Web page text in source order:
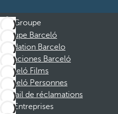
Groupe
Groupe Barceló
Fondation Barcelo
Vacaciones Barceló
Barceló Films
Barceló Personnes
Portail de réclamations
Entreprises